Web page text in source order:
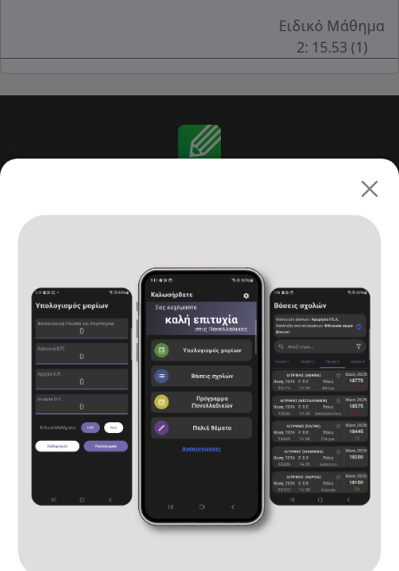
Ειδικό Μάθημα
2: 15.53 (1)
Αρχική
Υπολογισμός μορίων
Βάσεις σχολών
Πρόγραμμα Πανελλαδικών
Παλιά θέματα
Επικοινωνία